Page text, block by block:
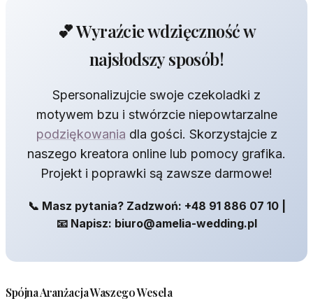
💕 Wyraźcie wdzięczność w
najsłodszy sposób!
Spersonalizujcie swoje czekoladki z
motywem bzu i stwórzcie niepowtarzalne
podziękowania dla gości. Skorzystajcie z
naszego kreatora online lub pomocy grafika.
Projekt i poprawki są zawsze darmowe!
📞 Masz pytania? Zadzwoń: +48 91 886 07 10 |
📧 Napisz: biuro@amelia-wedding.pl
Spójna Aranżacja Waszego Wesela